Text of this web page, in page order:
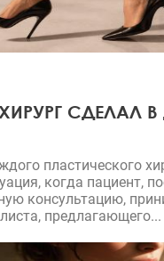
СДЕЛАЛ
пластического
когда пациент,
консультацию,
предлагающего...